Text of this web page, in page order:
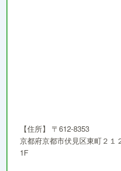
【住所】
〒612-8353
京都府京都市伏見区東町２１
1F